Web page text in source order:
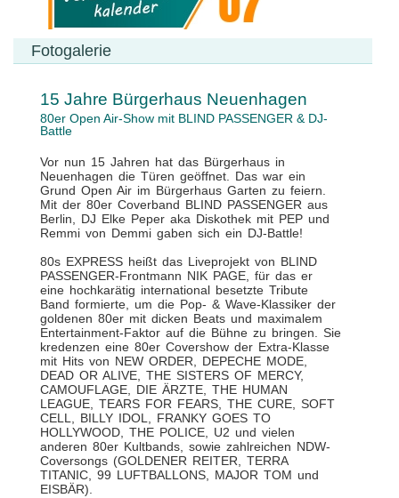
Fotogalerie
15 Jahre Bürgerhaus Neuenhagen
80er Open Air-Show mit BLIND PASSENGER & DJ-
Battle
Vor nun 15 Jahren hat das Bürgerhaus in
Neuenhagen die Türen geöffnet. Das war ein
Grund Open Air im Bürgerhaus Garten zu feiern.
Mit der 80er Coverband BLIND PASSENGER aus
Berlin, DJ Elke Peper aka Diskothek mit PEP und
Remmi von Demmi gaben sich ein DJ-Battle!
80s EXPRESS heißt das Liveprojekt von BLIND
PASSENGER-Frontmann NIK PAGE, für das er
eine hochkarätig international besetzte Tribute
Band formierte, um die Pop- & Wave-Klassiker der
goldenen 80er mit dicken Beats und maximalem
Entertainment-Faktor auf die Bühne zu bringen. Sie
kredenzen eine 80er Covershow der Extra-Klasse
mit Hits von NEW ORDER, DEPECHE MODE,
DEAD OR ALIVE, THE SISTERS OF MERCY,
CAMOUFLAGE, DIE ÄRZTE, THE HUMAN
LEAGUE, TEARS FOR FEARS, THE CURE, SOFT
CELL, BILLY IDOL, FRANKY GOES TO
HOLLYWOOD, THE POLICE, U2 und vielen
anderen 80er Kultbands, sowie zahlreichen NDW-
Coversongs (GOLDENER REITER, TERRA
TITANIC, 99 LUFTBALLONS, MAJOR TOM und
EISBÄR).